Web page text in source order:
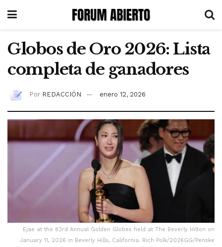
Globos de Oro 2026: Lista
completa de ganadores
Por REDACCIÓN enero 12, 2026
Ejae at the 83rd Annual Golden Globes held at The Beverly Hilton on
January 11, 2026 in Beverly Hills, California. Rich Polk/2026GG/Penske